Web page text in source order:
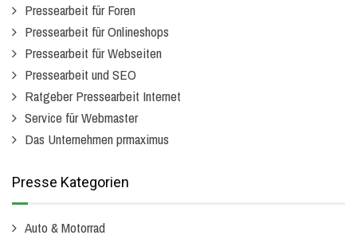
Pressearbeit für Foren
Pressearbeit für Onlineshops
Pressearbeit für Webseiten
Pressearbeit und SEO
Ratgeber Pressearbeit Internet
Service für Webmaster
Das Unternehmen prmaximus
Presse Kategorien
Auto & Motorrad